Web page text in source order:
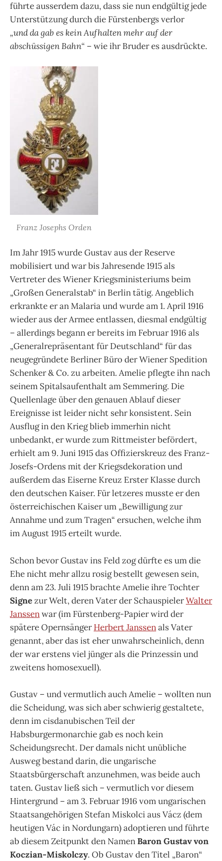
führte ausserdem dazu, dass sie nun endgültig jede
Unterstützung durch die Fürstenbergs verlor
„und da gab es kein Aufhalten mehr auf der
abschüssigen Bahn“ – wie ihr Bruder es ausdrückte.
Franz Josephs Orden
Im Jahr 1915 wurde Gustav aus der Reserve
mobilisiert und war bis Jahresende 1915 als
Vertreter des Wiener Kriegsministeriums beim
„Großen Generalstab“ in Berlin tätig. Angeblich
erkrankte er an Malaria und wurde am 1. April 1916
wieder aus der Armee entlassen, diesmal endgültig
– allerdings begann er bereits im Februar 1916 als
„Generalrepräsentant für Deutschland“ für das
neugegründete Berliner Büro der Wiener Spedition
Schenker & Co. zu arbeiten. Amelie pflegte ihn nach
seinem Spitalsaufenthalt am Semmering. Die
Quellenlage über den genauen Ablauf dieser
Ereignisse ist leider nicht sehr konsistent. Sein
Ausflug in den Krieg blieb immerhin nicht
unbedankt, er wurde zum Rittmeister befördert,
erhielt am 9. Juni 1915 das Offizierskreuz des Franz-
Josefs-Ordens mit der Kriegsdekoration und
außerdem das Eiserne Kreuz Erster Klasse durch
den deutschen Kaiser. Für letzeres musste er den
österreichischen Kaiser um „Bewilligung zur
Annahme und zum Tragen“ ersuchen, welche ihm
im August 1915 erteilt wurde.
Schon bevor Gustav ins Feld zog dürfte es um die
Ehe nicht mehr allzu rosig bestellt gewesen sein,
denn am 23. Juli 1915 brachte Amelie ihre Tochter
Signezur Welt, deren Vater der SchauspielerWalter
Janssenwar (im Fürstenberg-Papier wird der
spätere OpernsängerHerbert Janssenals Vater
genannt, aber das ist eher unwahrscheinlich, denn
der war erstens viel jünger als die Prinzessin und
zweitens homosexuell).
Gustav – und vermutlich auch Amelie – wollten nun
die Scheidung, was sich aber schwierig gestaltete,
denn im cisdanubischen Teil der
Habsburgermonarchie gab es noch kein
Scheidungsrecht. Der damals nicht unübliche
Ausweg bestand darin, die ungarische
Staatsbürgerschaft anzunehmen, was beide auch
taten. Gustav ließ sich – vermutlich vor diesem
Hintergrund – am 3. Februar 1916 vom ungarischen
Staatsangehörigen Stefan Miskolci aus Vácz (dem
heutigen Vác in Nordungarn) adoptieren und führte
ab diesem Zeitpunkt den NamenBaron Gustav von
Koczian-Miskolczy. Ob Gustav den Titel „Baron“